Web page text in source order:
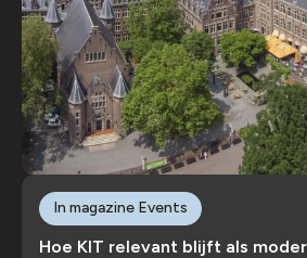
Hoe KIT relevant blijft als
In magazine Events